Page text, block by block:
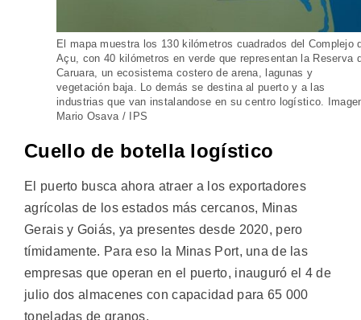
El mapa muestra los 130 kilómetros cuadrados del Complejo
Açu, con 40 kilómetros en verde que representan la Reserva
Caruara, un ecosistema costero de arena, lagunas y
vegetación baja. Lo demás se destina al puerto y a las
industrias que van instalandose en su centro logístico.
Mario Osava / IPS
Cuello de botella logístico
El puerto busca ahora atraer a los exportadores
agrícolas de los estados más cercanos, Minas
Gerais y Goiás, ya presentes desde 2020, pero
tímidamente. Para eso la Minas Port, una de las
empresas que operan en el puerto, inauguró el 4 de
julio dos almacenes con capacidad para 65 000
toneladas de granos.